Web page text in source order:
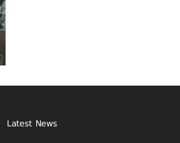
Latest News